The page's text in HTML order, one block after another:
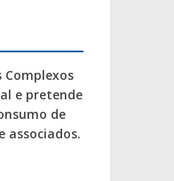
Complexos
e pretende
de
associados.